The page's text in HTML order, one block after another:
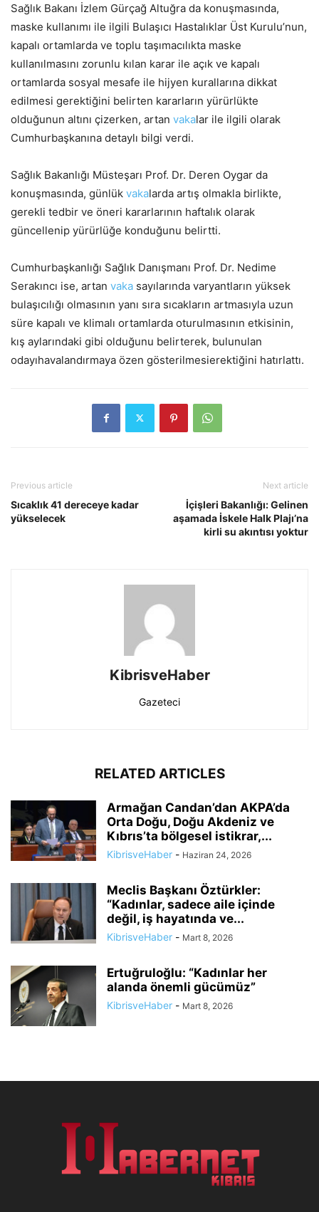
Sağlık Bakanı İzlem Gürçağ Altuğra da konuşmasında,
maske kullanımı ile ilgili Bulaşıcı Hastalıklar Üst Kurulu’nun,
kapalı ortamlarda ve toplu taşımacılıkta maske
kullanılmasını zorunlu kılan karar ile açık ve kapalı
ortamlarda sosyal mesafe ile hijyen kurallarına dikkat
edilmesi gerektiğini belirten kararların yürürlükte
olduğunun altını çizerken, artan vakalar ile ilgili olarak
Cumhurbaşkanına detaylı bilgi verdi.
Sağlık Bakanlığı Müsteşarı Prof. Dr. Deren Oygar da
konuşmasında, günlük vakalarda artış olmakla birlikte,
gerekli tedbir ve öneri kararlarının haftalık olarak
güncellenip yürürlüğe konduğunu belirtti.
Cumhurbaşkanlığı Sağlık Danışmanı Prof. Dr. Nedime
Serakıncı ise, artan vaka sayılarında varyantların yüksek
bulaşıcılığı olmasının yanı sıra sıcakların artmasıyla uzun
süre kapalı ve klimalı ortamlarda oturulmasının etkisinin,
kış aylarındaki gibi olduğunu belirterek, bulunulan
odayıhavalandırmaya özen gösterilmesierektiğini hatırlattı.
Previous article
Sıcaklık 41 dereceye kadar
yükselecek
Next article
İçişleri Bakanlığı: Gelinen
aşamada İskele Halk Plajı’na
kirli su akıntısı yoktur
KibrisveHaber
Gazeteci
RELATED ARTICLES
Armağan Candan’dan AKPA’da
Orta Doğu, Doğu Akdeniz ve
Kıbrıs’ta bölgesel istikrar,...
KibrisveHaber - Haziran 24, 2026
Meclis Başkanı Öztürkler:
“Kadınlar, sadece aile içinde
değil, iş hayatında ve...
KibrisveHaber - Mart 8, 2026
Ertuğruloğlu: “Kadınlar her
alanda önemli gücümüz”
KibrisveHaber - Mart 8, 2026